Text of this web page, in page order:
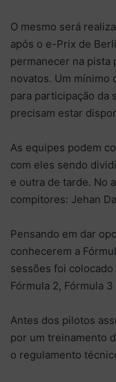
O mesmo será
após o e-Prix de
permanecer na pista
novatos. Um mínimo
para participação da
precisam estar
As equipes podem
com eles sendo
e outra de tarde. No
compitores: Jehan
Pensando em dar
conhecerem a
sessões foi
Fórmula 2, Fórmula 3
Antes dos pilotos
por um treinamento
o regulamento